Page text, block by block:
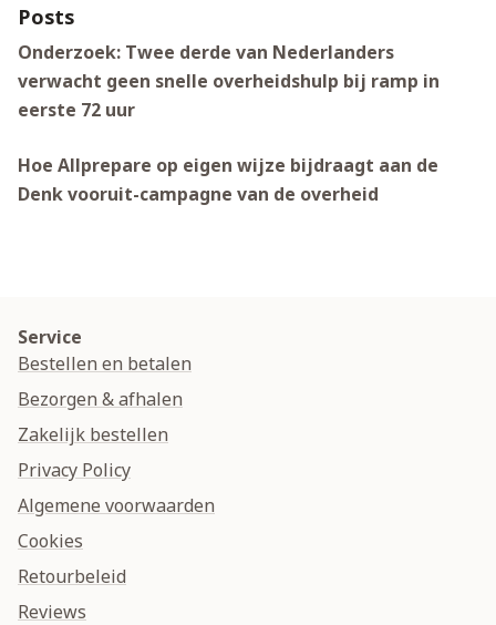
Posts
Onderzoek: Twee derde van Nederlanders
verwacht geen snelle overheids­hulp bij ramp in
eerste 72 uur
Hoe Allprepare op eigen wijze bijdraagt aan de
Denk vooruit-campagne van de overheid
Service
Bestellen en betalen
Bezorgen & afhalen
Zakelijk bestellen
Privacy Policy
Algemene voorwaarden
Cookies
Retourbeleid
Reviews